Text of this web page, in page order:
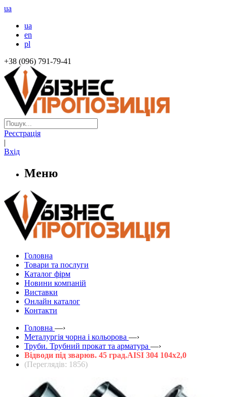
ua
ua
en
pl
+38 (096) 791-79-41
Реєстрація
|
Вхід
Меню
Головна
Товари та послуги
Каталог фірм
Новини компаній
Виставки
Онлайн каталог
Контакти
Головна —›
Металургія чорна і кольорова —›
Труби. Трубний прокат та арматура —›
Відводи під зварюв. 45 град.AISI 304 104х2,0
(Переглядів: 1856)